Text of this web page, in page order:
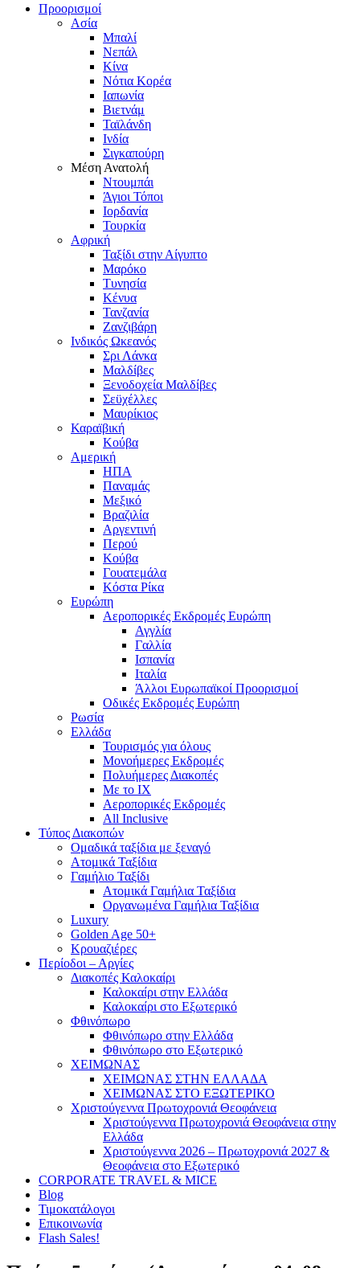
Προορισμοί
Ασία
Μπαλί
Νεπάλ
Κίνα
Νότια Κορέα
Ιαπωνία
Βιετνάμ
Ταϊλάνδη
Ινδία
Σιγκαπούρη
Μέση Ανατολή
Ντουμπάι
Άγιοι Τόποι
Ιορδανία
Τουρκία
Αφρική
Ταξίδι στην Αίγυπτο
Μαρόκο
Τυνησία
Κένυα
Τανζανία
Ζανζιβάρη
Ινδικός Ωκεανός
Σρι Λάνκα
Μαλδίβες
Ξενοδοχεία Μαλδίβες
Σεϋχέλλες
Μαυρίκιος
Καραϊβική
Κούβα
Αμερική
ΗΠΑ
Παναμάς
Μεξικό
Βραζιλία
Αργεντινή
Περού
Κούβα
Γουατεμάλα
Κόστα Ρίκα
Ευρώπη
Αεροπορικές Εκδρομές Ευρώπη
Αγγλία
Γαλλία
Ισπανία
Ιταλία
Άλλοι Ευρωπαϊκοί Προορισμοί
Οδικές Εκδρομές Ευρώπη
Ρωσία
Ελλάδα
Τουρισμός για όλους
Mονοήμερες Εκδρομές
Πολυήμερες Διακοπές
Με το ΙΧ
Αεροπορικές Εκδρομές
All Inclusive
Τύπος Διακοπών
Ομαδικά ταξίδια με ξεναγό
Ατομικά Ταξίδια
Γαμήλιο Ταξίδι
Ατομικά Γαμήλια Ταξίδια
Οργανωμένα Γαμήλια Ταξίδια
Luxury
Golden Age 50+
Κρουαζιέρες
Περίοδοι – Αργίες
Διακοπές Καλοκαίρι
Καλοκαίρι στην Ελλάδα
Καλοκαίρι στο Εξωτερικό
Φθινόπωρο
Φθινόπωρο στην Ελλάδα
Φθινόπωρο στο Εξωτερικό
ΧΕΙΜΩΝΑΣ
ΧΕΙΜΩΝΑΣ ΣΤΗΝ ΕΛΛΑΔΑ
ΧΕΙΜΩΝΑΣ ΣΤΟ ΕΞΩΤΕΡΙΚΟ
Χριστούγεννα Πρωτοχρονιά Θεοφάνεια
Χριστούγεννα Πρωτοχρονιά Θεοφάνεια στην
Ελλάδα
Χριστούγεννα 2026 – Πρωτοχρονιά 2027 &
Θεοφάνεια στο Εξωτερικό
CORPORATE TRAVEL & MICE
Blog
Τιμοκατάλογοι
Επικοινωνία
Flash Sales!